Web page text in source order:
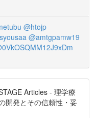
@htojp
@amtgpamw19
Articles - 理学療
開発とその信頼性・妥